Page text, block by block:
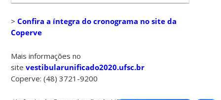
>Confira a íntegra do cronograma no site da
Coperve
Mais informações no
sitevestibularunificado2020.ufsc.br
Coperve: (48) 3721-9200